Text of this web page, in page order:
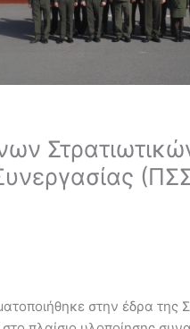
στην έδρα της